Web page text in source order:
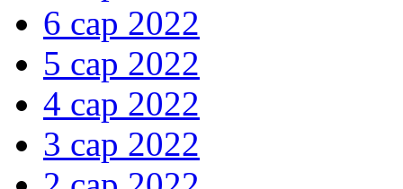
6 сар 2022
5 сар 2022
4 сар 2022
3 сар 2022